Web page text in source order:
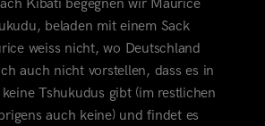
Kibati begegnen wir Maurice
beladen mit einem Sack
weiss nicht, wo Deutschland
auch nicht vorstellen, dass es in
Tshukudus gibt (im restlichen
auch keine) und findet es